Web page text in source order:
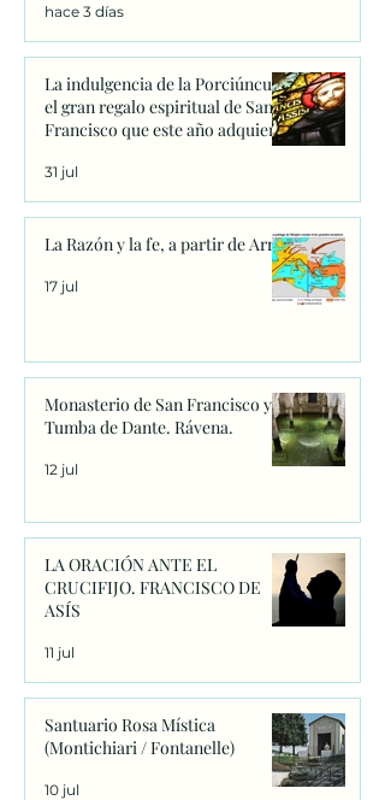
hace 3 días
La indulgencia de la Porciúncula:
el gran regalo espiritual de San
Francisco que este año adquiere
31 jul
La Razón y la fe, a partir de Arrio
17 jul
Monasterio de San Francisco y
Tumba de Dante. Rávena.
12 jul
LA ORACIÓN ANTE EL
CRUCIFIJO. FRANCISCO DE
ASÍS
11 jul
Santuario Rosa Mística
(Montichiari / Fontanelle)
10 jul